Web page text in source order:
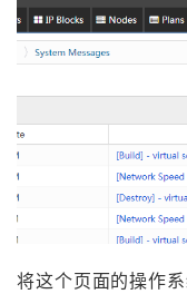
将这个页面的操作